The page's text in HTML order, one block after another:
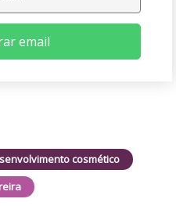
email
cosmético